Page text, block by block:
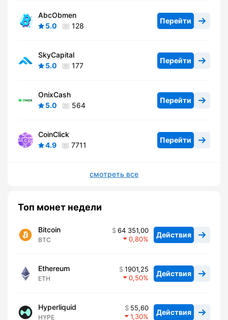
AbcObmen
5.0
128
Перейти
SkyCapital
5.0
177
Перейти
OnixCash
5.0
564
Перейти
CoinClick
4.9
7711
Перейти
смотреть все
Топ монет недели
Bitcoin
BTC
64 351,00
0,80
Действия
Ethereum
ETH
1901,25
0,50
Действия
Hyperliquid
HYPE
55,60
1,30
Действия